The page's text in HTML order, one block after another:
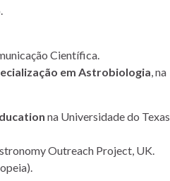
Científica.
em Astrobiologia , na
na Universidade do Texas
Outreach Project, UK.